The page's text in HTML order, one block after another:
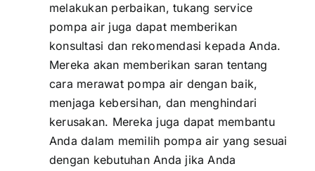
melakukan perbaikan, tukang service
pompa air juga dapat memberikan
konsultasi dan rekomendasi kepada Anda.
Mereka akan memberikan saran tentang
cara merawat pompa air dengan baik,
menjaga kebersihan, dan menghindari
kerusakan. Mereka juga dapat membantu
Anda dalam memilih pompa air yang sesuai
dengan kebutuhan Anda jika Anda